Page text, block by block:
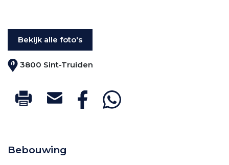
3800 Sint-Truiden
Bekijk alle foto's
Bebouwing